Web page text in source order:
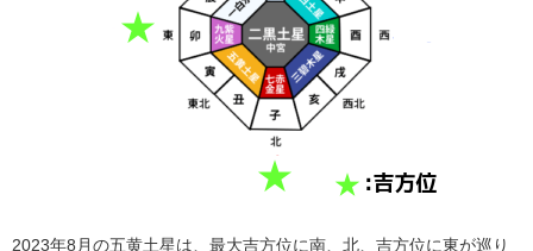
2023年8月の五黄土星は、最大吉方位に南、北、吉方位に東が巡り